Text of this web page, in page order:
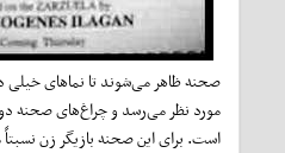
صحنه ظاهر می‌شوند تا نماهای خیلی
مورد نظر می‌رسد و چراغ‌های صحنه
است. برای این صحنه بازیگر زن